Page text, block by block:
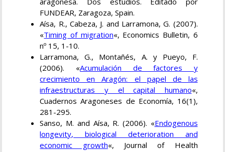
FUNDEAR, Zaragoza, Spain.
Aísa, R., Cabeza, J. and Larramona, G. (2007).
«Timing of migration«, Economics Bulletin, 6
nº 15, 1-10.
Larramona, G., Montañés, A. y Pueyo, F.
(2006). «Acumulación de factores y
crecimiento en Aragón: el papel de las
infraestructuras y el capital humano«,
Cuadernos Aragoneses de Economía, 16(1),
281-295.
Sanso, M. and Aísa, R. (2006). «Endogenous
longevity, biological deterioration and
economic growth«, Journal of Health